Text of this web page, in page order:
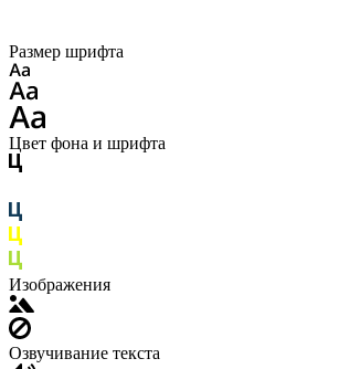
Размер шрифта
Цвет фона и шрифта
Изображения
Озвучивание текста